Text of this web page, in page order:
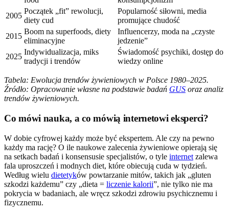
2005
Początek „fit” rewolucji,
diety cud
Popularność siłowni, media
promujące chudość
2015
Boom na superfoods, diety
eliminacyjne
Influencerzy, moda na „czyste
jedzenie”
2025
Indywidualizacja, miks
tradycji i trendów
Świadomość psychiki, dostęp do
wiedzy online
Tabela: Ewolucja trendów żywieniowych w Polsce 1980–2025.
Źródło: Opracowanie własne na podstawie badań GUS oraz analiz
trendów żywieniowych.
Co mówi nauka, a co mówią internetowi eksperci?
W dobie cyfrowej każdy może być ekspertem. Ale czy na pewno
każdy ma rację? O ile naukowe zalecenia żywieniowe opierają się
na setkach badań i konsensusie specjalistów, o tyle internet zalewa
fala uproszczeń i modnych diet, które obiecują cuda w tydzień.
Według wielu dietetyków powtarzanie mitów, takich jak „gluten
szkodzi każdemu” czy „dieta = liczenie kalorii”, nie tylko nie ma
pokrycia w badaniach, ale wręcz szkodzi zdrowiu psychicznemu i
fizycznemu.